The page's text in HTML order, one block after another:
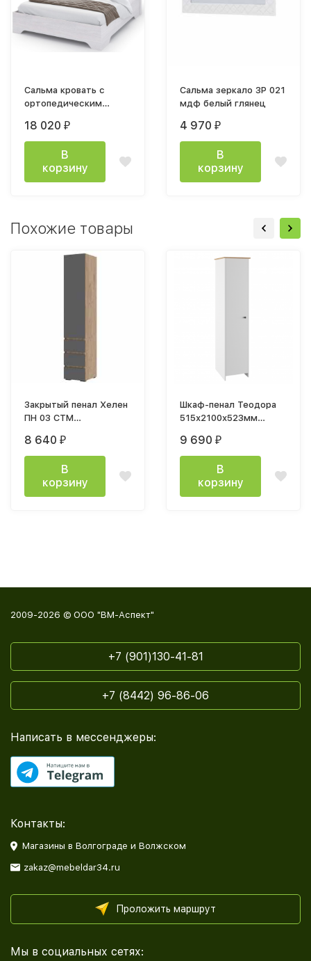
Сальма кровать с
ортопедическим
мм
18 020 ₽
В
корзину
Сальма зеркало ЗР 021
мдф белый глянец
4 970 ₽
В
корзину
Похожие товары
Закрытый пенал Хелен
ПН 03 СТМ
крафт золото /
графит)
8 640 ₽
В
корзину
Шкаф-пенал Теодора
515х2100х523мм
крафт
9 690 ₽
В
корзину
2009-2026 © ООО "ВМ-Аспект"
+7 (901)130-41-81
+7 (8442) 96-86-06
Написать в мессенджеры:
Контакты:
Магазины в Волгограде и Волжском
zakaz@mebeldar34.ru
Проложить маршрут
Мы в социальных сетях: